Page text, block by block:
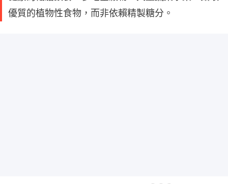
優質的植物性食物，而非依賴精製糖分。